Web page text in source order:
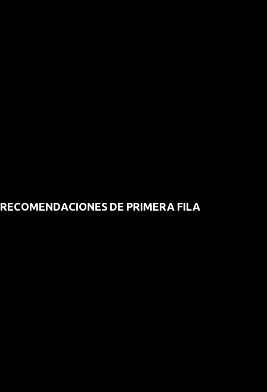
RECOMENDACIONES DE PRIMERA FILA